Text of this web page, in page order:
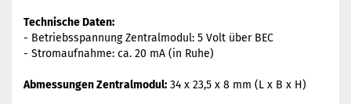
Technische Daten:
- Betriebsspannung Zentralmodul: 5 Volt über BEC
- Stromaufnahme: ca. 20 mA (in Ruhe)
Abmessungen Zentralmodul: 34 x 23,5 x 8 mm (L x B x H)